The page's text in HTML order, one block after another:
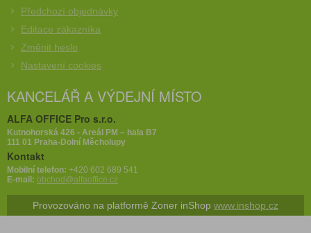
Předchozí objednávky
Editace zákazníka
Změnit heslo
Nastavení cookies
KANCELÁŘ A VÝDEJNÍ MÍSTO
ALFA OFFICE Pro s.r.o.
Kutnohorská 426 - Areál PM – hala B7
111 01 Praha-Dolní Měcholupy
Kontakt
Mobilní telefon: +420 602 689 541
E-mail: obchod@alfaoffice.cz
Provozováno na platformě Zoner inShop www.inshop.cz